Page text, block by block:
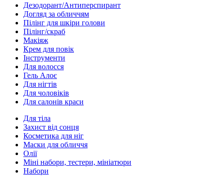
Дезодорант/Антиперспирант
Догляд за обличчям
Пілінг для шкіри голови
Пілінг/скраб
Макіяж
Крем для повік
Інструменти
Для волосся
Гель Алоє
Для нігтів
Для чоловіків
Для салонів краси
Для тіла
Захист від сонця
Косметика для ніг
Маски для обличчя
Олії
Міні набори, тестери, мініатюри
Набори